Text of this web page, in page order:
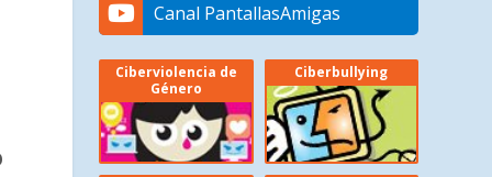
Canal PantallasAmigas
Ciberviolencia de
Género
Ciberbullying